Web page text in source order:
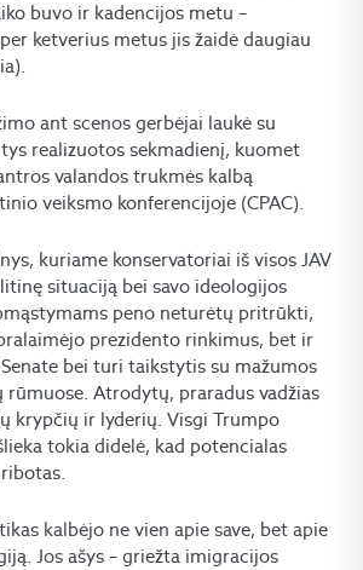
buvo ir kadencijos metu –
ketverius metus jis žaidė daugiau
ant scenos gerbėjai laukė su
realizuotos sekmadienį, kuomet
valandos trukmės kalbą
veiksmo konferencijoje (CPAC).
kuriame konservatoriai iš visos JAV
situaciją bei savo ideologijos
peno neturėtų pritrūkti,
prezidento rinkimus, bet ir
bei turi taikstytis su mažumos
Atrodytų, praradus vadžias
krypčių ir lyderių. Visgi Trumpo
tokia didelė, kad potencialas
kalbėjo ne vien apie save, bet apie
Jos ašys – griežta imigracijos